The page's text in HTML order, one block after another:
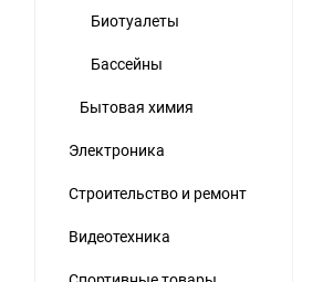
Биотуалеты
Бассейны
Бытовая химия
Электроника
Строительство и ремонт
Видеотехника